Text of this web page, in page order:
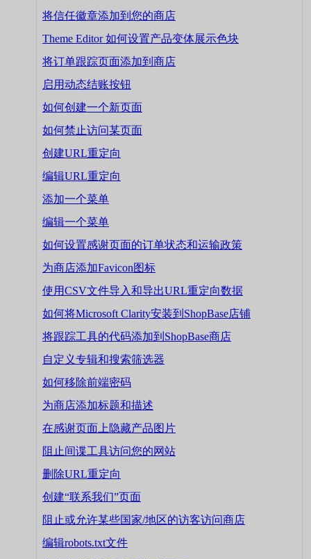
将信任徽章添加到您的商店
Theme Editor 如何设置产品变体展示色块
将订单跟踪页面添加到商店
启用动态结账按钮
如何创建一个新页面
如何禁止访问某页面
创建URL重定向
编辑URL重定向
添加一个菜单
编辑一个菜单
如何设置感谢页面的订单状态和运输政策
为商店添加Favicon图标
使用CSV文件导入和导出URL重定向数据
如何将Microsoft Clarity安装到ShopBase店铺
将跟踪工具的代码添加到ShopBase商店
自定义专辑和搜索筛选器
如何移除前端密码
为商店添加标题和描述
在感谢页面上隐藏产品图片
阻止间谍工具访问您的网站
删除URL重定向
创建“联系我们”页面
阻止或允许某些国家/地区的访客访问商店
编辑robots.txt文件